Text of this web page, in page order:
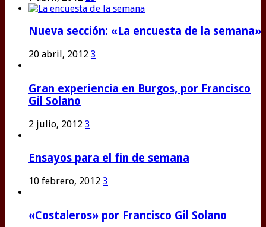
Nueva sección: «La encuesta de la semana»
20 abril, 2012 3
Gran experiencia en Burgos, por Francisco
Gil Solano
2 julio, 2012 3
Ensayos para el fin de semana
10 febrero, 2012 3
«Costaleros» por Francisco Gil Solano